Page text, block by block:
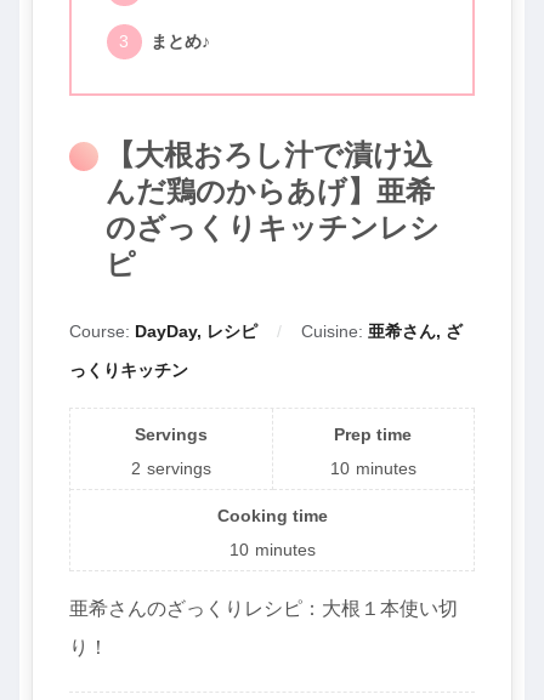
まとめ♪
【大根おろし汁で漬け込
んだ鶏のからあげ】亜希
のざっくりキッチンレシ
ピ
Course: DayDay, レシピ Cuisine: 亜希さん, ざ
っくりキッチン
Servings
2 servings
Prep time
10 minutes
Cooking time
10 minutes
亜希さんのざっくりレシピ：大根１本使い切
り！